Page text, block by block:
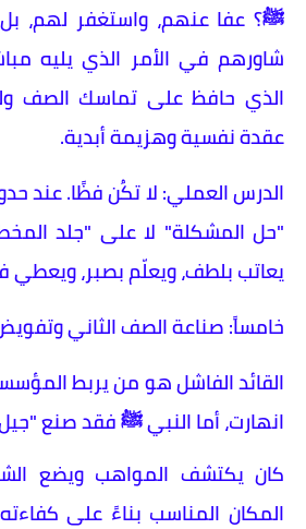
ﷺ؟ عفا عنهم، واستغفر لهم،
شاورهم في الأمر الذي يليه
الذي حافظ على تماسك الصف
عقدة نفسية وهزيمة أبدية.
​الدرس العملي: لا تكُن فظًا. عند
"حل المشكلة" لا على "جلد
يعاتب بلطف، ويعلّم بصبر، ويعطي
​خامساً: صناعة الصف الثاني
​القائد الفاشل هو من يربط
انهارت، أما النبي ﷺ فقد صنع "جيل
​كان يكتشف المواهب ويضع
المكان المناسب بناءً على